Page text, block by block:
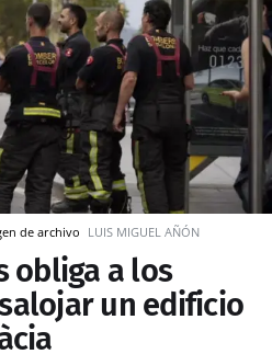
de archivo LUIS MIGUEL AÑÓN
obliga a los
un edificio